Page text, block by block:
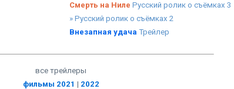
Смерть на Ниле Русский ролик о съёмках 3
» Русский ролик о съёмках 2
Внезапная удача Трейлер
все трейлеры
фильмы 2021 | 2022